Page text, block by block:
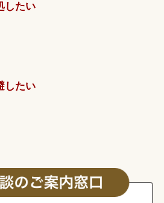
したい
したい